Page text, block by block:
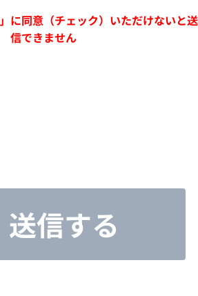
に同意（チェック）いただけないと送
信できません
送信する